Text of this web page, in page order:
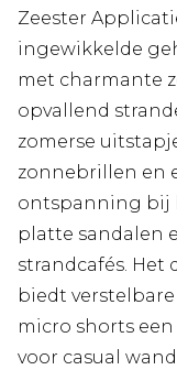
Zeester
ingewikkelde
met charmante
opvallend
zomerse
zonnebrillen en
ontspanning bij
platte sandalen
strandcafés.
biedt
micro shorts
voor casual